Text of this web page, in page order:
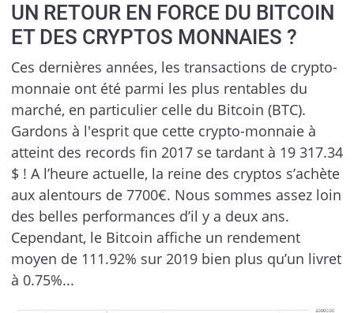
UN RETOUR EN FORCE DU BITCOIN
ET DES CRYPTOS MONNAIES ?
Ces dernières années, les transactions de crypto-
monnaie ont été parmi les plus rentables du
marché, en particulier celle du Bitcoin (BTC).
Gardons à l'esprit que cette crypto-monnaie à
atteint des records fin 2017 se tardant à 19 317.34
$ ! A l’heure actuelle, la reine des cryptos s’achète
aux alentours de 7700€. Nous sommes assez loin
des belles performances d’il y a deux ans.
Cependant, le Bitcoin affiche un rendement
moyen de 111.92% sur 2019 bien plus qu’un livret
à 0.75%...